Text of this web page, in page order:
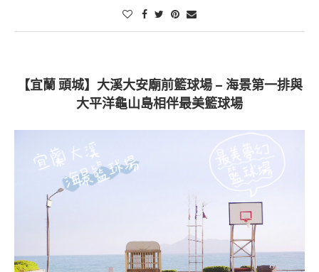
【宜蘭 頭城】大溪大安廟前籃球場 – 海景第一排與
大平洋龜山島相伴最美籃球場